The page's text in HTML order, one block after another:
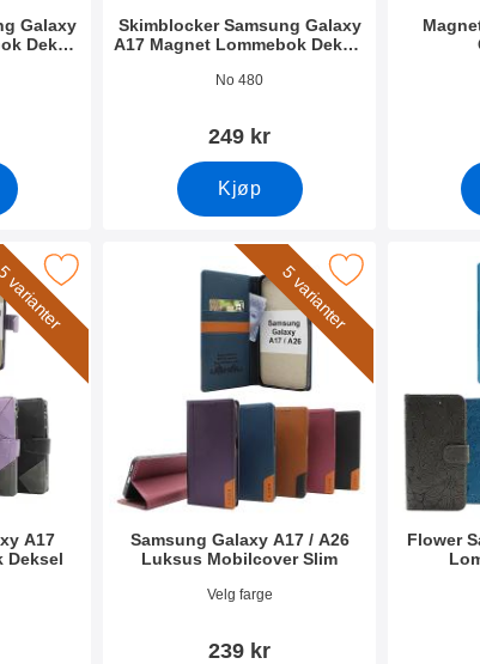
Galaxy
Deksel
Skimblocker Samsung Galaxy
A17 Magnet Lommebok Deksel
Varenummer 53838
No 480
249 kr
Kjøp
A17
Deksel
Luksus Lommebok Deksel som favoritt
5 varianter
Samsung Galaxy A17 / A26
Luksus Mobilcover Slim
Varenummer 55304
Velg farge
239 kr
Merk samsung Galaxy A17 / A26 Luksus
Flower
Merk flower